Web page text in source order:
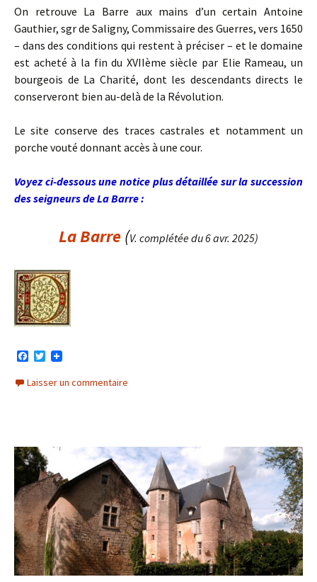
On retrouve La Barre aux mains d’un certain Antoine
Gauthier, sgr de Saligny, Commissaire des Guerres, vers 1650
– dans des conditions qui restent à préciser – et le domaine
est acheté à la fin du XVIIème siècle par Elie Rameau, un
bourgeois de La Charité, dont les descendants directs le
conserveront bien au-delà de la Révolution.
Le site conserve des traces castrales et notamment un
porche vouté donnant accès à une cour.
Voyez ci-dessous une notice plus détaillée sur la succession
des seigneurs de La Barre :
LaBarre(V. complétée du 6 avr. 2025)
c
e
T
i
t
Laisser un commentaire